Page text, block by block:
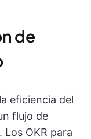
de
eficiencia del
flujo de
OKR para